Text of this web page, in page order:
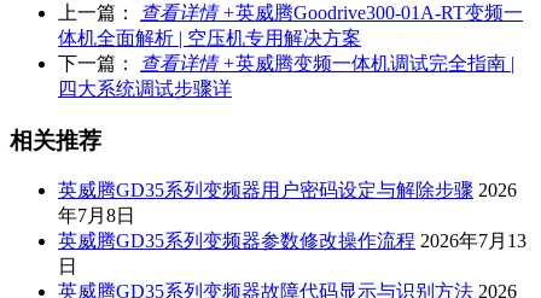
上一篇： 查看详情 +英威腾Goodrive300-01A-RT变频一
体机全面解析 | 空压机专用解决方案
下一篇：
查看详情 +英威腾变频一体机调试完全指南 |
四大系统调试步骤详
相关推荐
英威腾GD35系列变频器用户密码设定与解除步骤 2026
年7月8日
英威腾GD35系列变频器参数修改操作流程 2026年7月13
日
英威腾GD35系列变频器故障代码显示与识别方法 2026